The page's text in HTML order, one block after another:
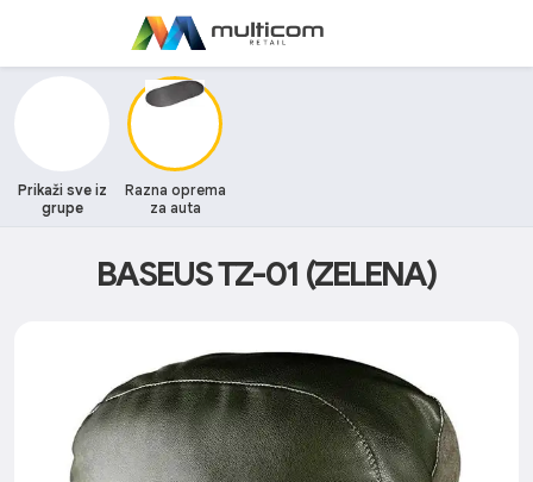
Prikaži sve iz
grupe
Razna oprema
za auta
BASEUS TZ-01 (ZELENA)